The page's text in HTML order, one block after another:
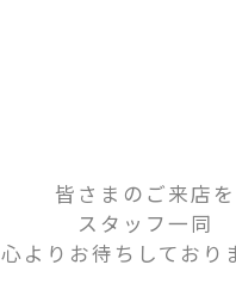
皆さまのご来店を
スタッフ一同
心よりお待ちしており